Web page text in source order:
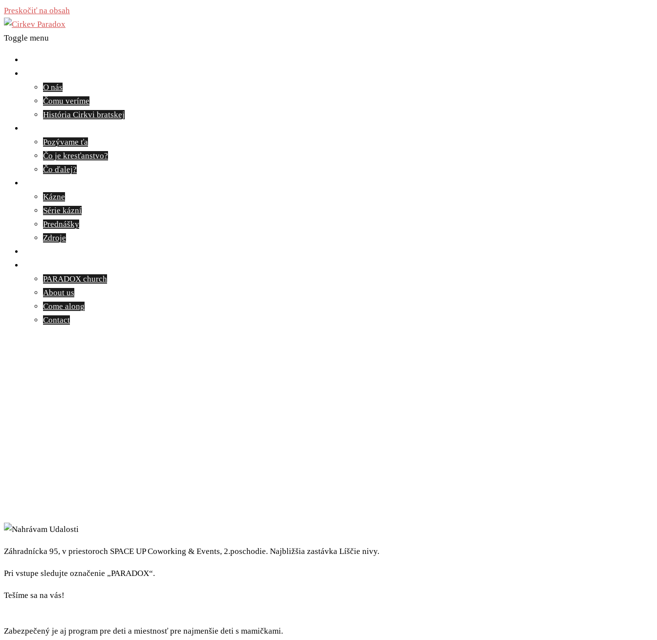
Preskočiť na obsah
Toggle menu
O nás
Čomu veríme
História Cirkvi bratskej
Pozývame ťa
Čo je kresťanstvo?
Čo ďalej?
Kázne
Série kázní
Prednášky
Zdroje
PARADOX church
About us
Come along
Contact
Záhradnícka 95, v priestoroch SPACE UP Coworking & Events, 2.poschodie. Najbližšia zastávka Líščie nivy.
Pri vstupe sledujte označenie „PARADOX“.
Tešíme sa na vás!
Zabezpečený je aj program pre deti a miestnosť pre najmenšie deti s mamičkami.